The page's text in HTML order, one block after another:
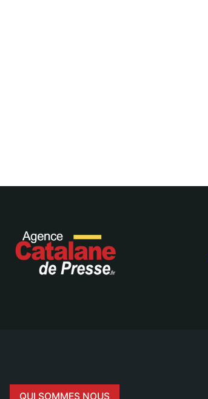
QUI SOMMES NOUS